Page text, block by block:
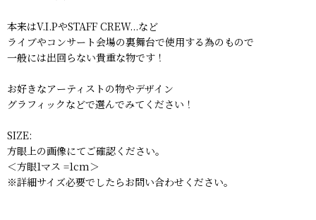
本来はV.I.PやSTAFF CREW...など
ライブやコンサート会場の裏舞台で使用する為のもので
一般には出回らない貴重な物です！
お好きなアーティストの物やデザイン
グラフィックなどで選んでみてください！
SIZE:
方眼上の画像にてご確認ください。
＜方眼1マス =1cm＞
※詳細サイズ必要でしたらお問い合わせください。